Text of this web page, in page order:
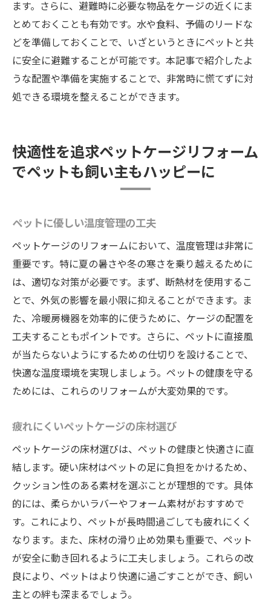
ます。さらに、避難時に必要な物品をケージの近くにま
とめておくことも有効です。水や食料、予備のリードな
どを準備しておくことで、いざというときにペットと共
に安全に避難することが可能です。本記事で紹介したよ
うな配置や準備を実施することで、非常時に慌てずに対
処できる環境を整えることができます。
快適性を追求ペットケージリフォーム
でペットも飼い主もハッピーに
ペットに優しい温度管理の工夫
ペットケージのリフォームにおいて、温度管理は非常に
重要です。特に夏の暑さや冬の寒さを乗り越えるために
は、適切な対策が必要です。まず、断熱材を使用するこ
とで、外気の影響を最小限に抑えることができます。ま
た、冷暖房機器を効率的に使うために、ケージの配置を
工夫することもポイントです。さらに、ペットに直接風
が当たらないようにするための仕切りを設けることで、
快適な温度環境を実現しましょう。ペットの健康を守る
ためには、これらのリフォームが大変効果的です。
疲れにくいペットケージの床材選び
ペットケージの床材選びは、ペットの健康と快適さに直
結します。硬い床材はペットの足に負担をかけるため、
クッション性のある素材を選ぶことが理想的です。具体
的には、柔らかいラバーやフォーム素材がおすすめで
す。これにより、ペットが長時間過ごしても疲れにくく
なります。また、床材の滑り止め効果も重要で、ペット
が安全に動き回れるように工夫しましょう。これらの改
良により、ペットはより快適に過ごすことができ、飼い
主との絆も深まるでしょう。